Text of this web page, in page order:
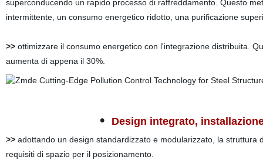
superconducendo un rapido processo di raffreddamento. Questo
intermittente, un consumo energetico ridotto, una purificazione
>>ottimizzare il consumo energetico con l'integrazione distribuita.
aumenta di appena il 30%.
• Design integrato,
>>adottando un design standardizzato e modularizzato, la
requisiti di spazio per il posizionamento.